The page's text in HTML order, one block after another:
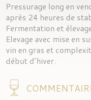
Pressurage long en
après 24 heures de
Fermentation et
Elevage avec mise en
vin en gras et
début d’hiver.